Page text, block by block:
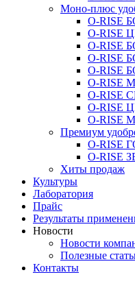
Моно-плюс
O-RISE
O-RISE
O-RISE
O-RISE
O-RISE
O-RISE
O-RISE
O-RISE
O-RISE
Премиум
O-RISE
O-RISE
Хиты продаж
Культуры
Лаборатория
Прайс
Результаты
Новости
Новости
Полезные
Контакты